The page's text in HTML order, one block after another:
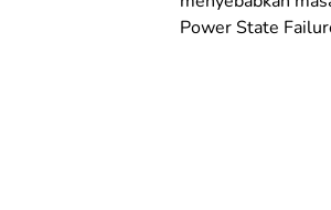
Power State